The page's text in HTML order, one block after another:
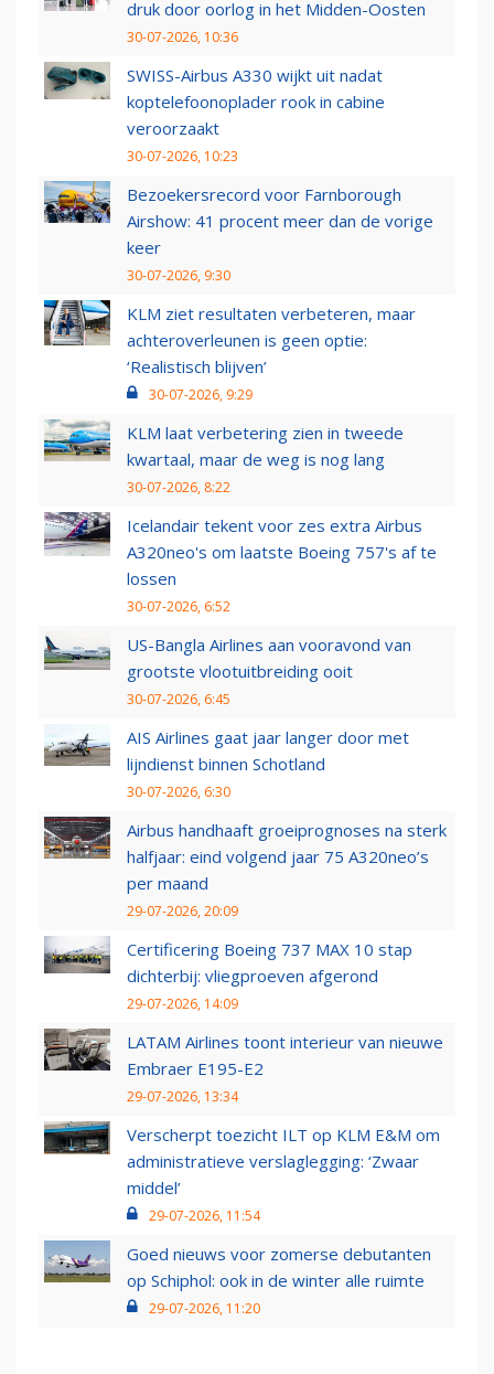
druk door oorlog in het Midden-Oosten
30-07-2026, 10:36
SWISS-Airbus A330 wijkt uit nadat
koptelefoonoplader rook in cabine
veroorzaakt
30-07-2026, 10:23
Bezoekersrecord voor Farnborough
Airshow: 41 procent meer dan de vorige
keer
30-07-2026, 9:30
KLM ziet resultaten verbeteren, maar
achteroverleunen is geen optie:
‘Realistisch blijven’
30-07-2026, 9:29
KLM laat verbetering zien in tweede
kwartaal, maar de weg is nog lang
30-07-2026, 8:22
Icelandair tekent voor zes extra Airbus
A320neo's om laatste Boeing 757's af te
lossen
30-07-2026, 6:52
US-Bangla Airlines aan vooravond van
grootste vlootuitbreiding ooit
30-07-2026, 6:45
AIS Airlines gaat jaar langer door met
lijndienst binnen Schotland
30-07-2026, 6:30
Airbus handhaaft groeiprognoses na sterk
halfjaar: eind volgend jaar 75 A320neo’s
per maand
29-07-2026, 20:09
Certificering Boeing 737 MAX 10 stap
dichterbij: vliegproeven afgerond
29-07-2026, 14:09
LATAM Airlines toont interieur van nieuwe
Embraer E195-E2
29-07-2026, 13:34
Verscherpt toezicht ILT op KLM E&M om
administratieve verslaglegging: ‘Zwaar
middel’
29-07-2026, 11:54
Goed nieuws voor zomerse debutanten
op Schiphol: ook in de winter alle ruimte
29-07-2026, 11:20